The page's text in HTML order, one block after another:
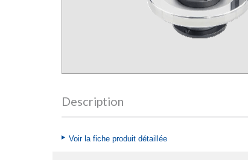
Description
Voir la fiche produit détaillée